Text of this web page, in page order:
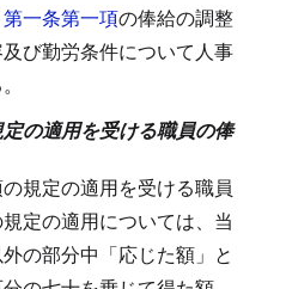
第一条第一項の俸給の調整
び勤労条件について人事
定の適用を受ける職員の俸
規定の適用を受ける職員
定の適用については、当
の部分中「応じた額」と